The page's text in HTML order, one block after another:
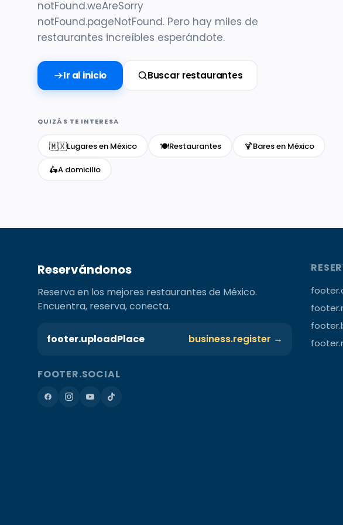
notFound.weAreSorry
notFound.pageNotFound. Pero hay miles de
restaurantes increíbles esperándote.
Ir al inicio Buscar restaurantes
QUIZÁS TE INTERESA
🇲🇽Lugares en México 🍽️Restaurantes 🍹Bares en México
🛵A domicilio
Reservándonos
Reserva en los mejores restaurantes de México.
Encuentra, reserva, conecta.
footer.uploadPlace business.register →
FOOTER.SOCIAL